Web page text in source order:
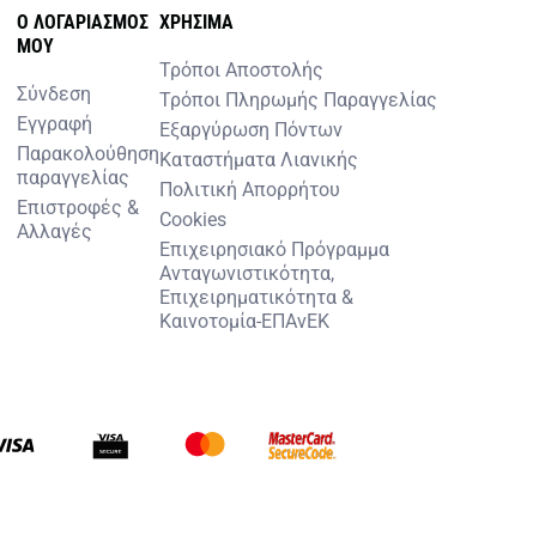
O ΛΟΓΑΡΙΑΣΜOΣ
MOY
Σύνδεση
Εγγραφή
Παρακολούθηση
παραγγελίας
Επιστροφές &
Αλλαγές
ΧΡHΣΙΜΑ
Τρόποι Αποστολής
Τρόποι Πληρωμής Παραγγελίας
Εξαργύρωση Πόντων
Καταστήματα Λιανικής
Πολιτική Απορρήτου
Cookies
Επιχειρησιακό Πρόγραμμα
Ανταγωνιστικότητα,
Επιχειρηματικότητα &
Καινοτομία-ΕΠΑνΕΚ